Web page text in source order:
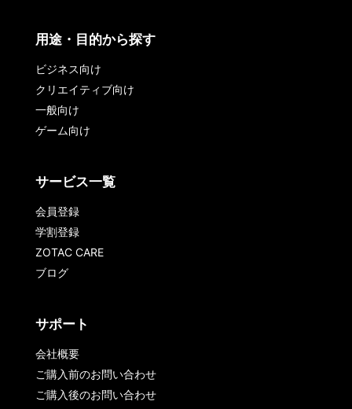
用途・目的から探す
ビジネス向け
クリエイティブ向け
一般向け
ゲーム向け
サービス一覧
会員登録
学割登録
ZOTAC CARE
ブログ
サポート
会社概要
ご購入前のお問い合わせ
ご購入後のお問い合わせ